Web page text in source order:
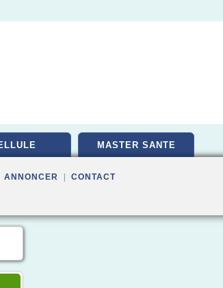
MASTER SANTE
ANNONCER CONTACT